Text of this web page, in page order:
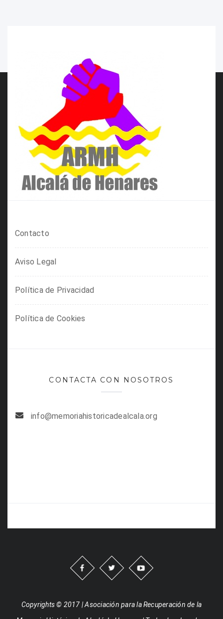
Contacto
Aviso Legal
Política de Privacidad
Política de Cookies
CONTACTA CON NOSOTROS
info@memoriahistoricadealcala.org
Copyrights © 2017 | Asociación para la Recuperación de la